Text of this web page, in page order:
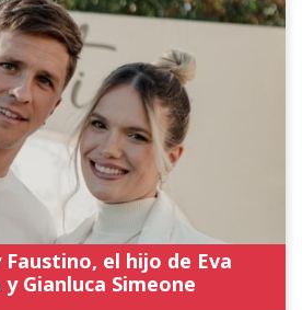
el hijo de Eva
Gianluca Simeone